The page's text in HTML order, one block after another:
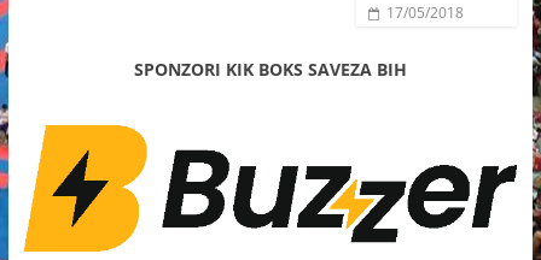
17/05/2018
SPONZORI KIK BOKS SAVEZA BIH